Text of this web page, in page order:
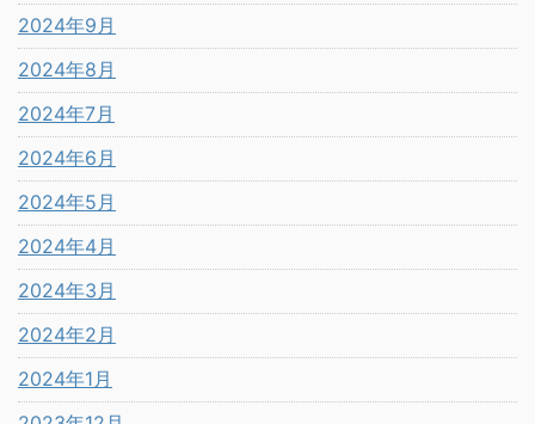
2024年9月
2024年8月
2024年7月
2024年6月
2024年5月
2024年4月
2024年3月
2024年2月
2024年1月